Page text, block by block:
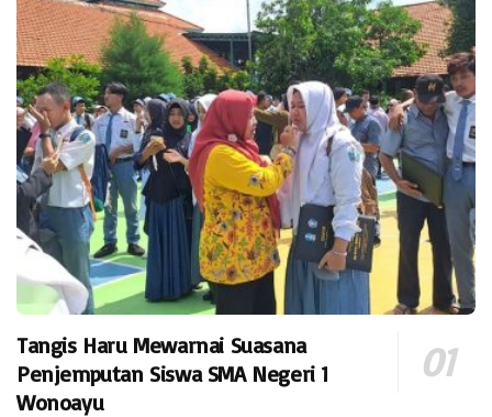
Tangis Haru Mewarnai Suasana
Penjemputan Siswa SMA Negeri 1
Wonoayu